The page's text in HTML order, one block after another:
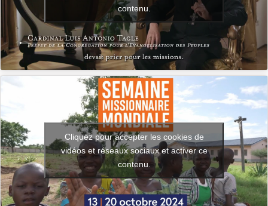
contenu.
Cliquez pour accepter les cookies de
vidéos et réseaux sociaux et activer ce
contenu.